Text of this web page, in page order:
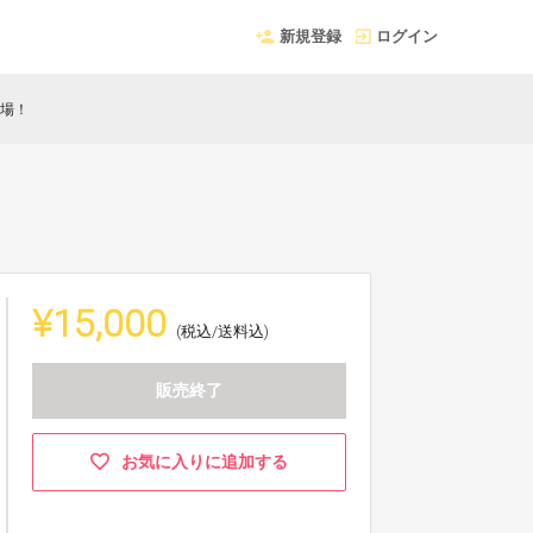
新規登録 ログイン
！
¥15,000 (税込/送料込)
販売終了
お気に入りに追加する